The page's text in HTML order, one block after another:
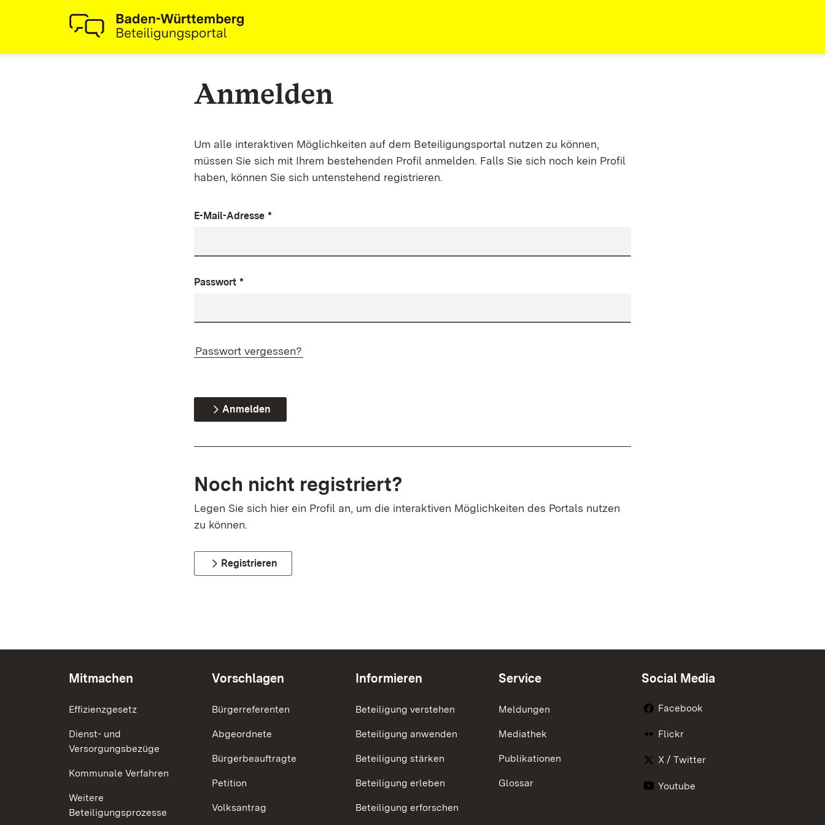
Anmelden
Um alle interaktiven Möglichkeiten auf dem Beteiligungsportal nutzen zu können,
müssen Sie sich mit Ihrem bestehenden Profil anmelden. Falls Sie sich noch kein Profil
haben, können Sie sich untenstehend registrieren.
E-Mail-Adresse *
Passwort *
Passwort vergessen?
Anmelden
Noch nicht registriert?
Legen Sie sich hier ein Profil an, um die interaktiven Möglichkeiten des Portals nutzen
zu können.
Registrieren
Mitmachen
Effizienzgesetz
Dienst- und
Versorgungsbezüge
Kommunale Verfahren
Weitere
Beteiligungsprozesse
Vorschlagen
Bürgerreferenten
Abgeordnete
Bürgerbeauftragte
Petition
Volksantrag
Informieren
Beteiligung verstehen
Beteiligung anwenden
Beteiligung stärken
Beteiligung erleben
Beteiligung erforschen
Service
Meldungen
Mediathek
Publikationen
Glossar
Social Media
Facebook
Flickr
X / Twitter
Youtube